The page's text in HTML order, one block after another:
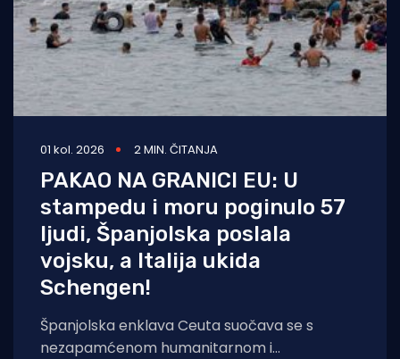
01 kol. 2026 2 MIN. ČITANJA
PAKAO NA GRANICI EU: U
stampedu i moru poginulo 57
ljudi, Španjolska poslala
vojsku, a Italija ukida
Schengen!
Španjolska enklava Ceuta suočava se s
nezapamćenom humanitarnom i